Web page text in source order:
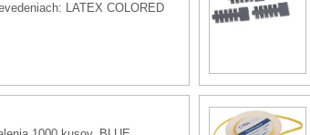
LATEX COLORED